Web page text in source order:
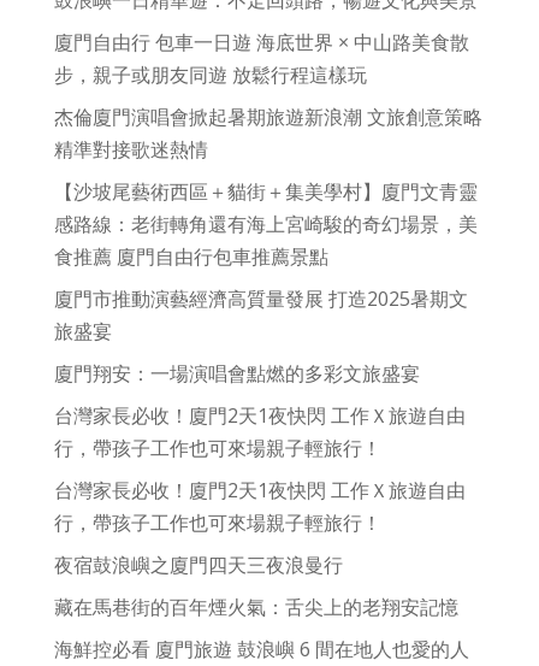
廈門自由行 包車一日遊 海底世界 × 中山路美食散
步，親子或朋友同遊 放鬆行程這樣玩
杰倫廈門演唱會掀起暑期旅遊新浪潮 文旅創意策略
精準對接歌迷熱情
【沙坡尾藝術西區＋貓街＋集美學村】廈門文青靈
感路線：老街轉角還有海上宮崎駿的奇幻場景，美
食推薦 廈門自由行包車推薦景點
廈門市推動演藝經濟高質量發展 打造2025暑期文
旅盛宴
廈門翔安：一場演唱會點燃的多彩文旅盛宴
台灣家長必收！廈門2天1夜快閃 工作Ｘ旅遊自由
行，帶孩子工作也可來場親子輕旅行！
台灣家長必收！廈門2天1夜快閃 工作Ｘ旅遊自由
行，帶孩子工作也可來場親子輕旅行！
夜宿鼓浪嶼之廈門四天三夜浪曼行
藏在馬巷街的百年煙火氣：舌尖上的老翔安記憶
海鮮控必看 廈門旅遊 鼓浪嶼 6 間在地人也愛的人